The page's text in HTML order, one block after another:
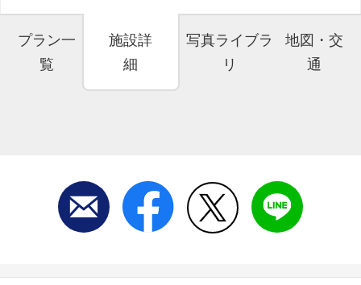
プラン一
覧
施設詳
細
写真ライブラ
リ
地図・交
通